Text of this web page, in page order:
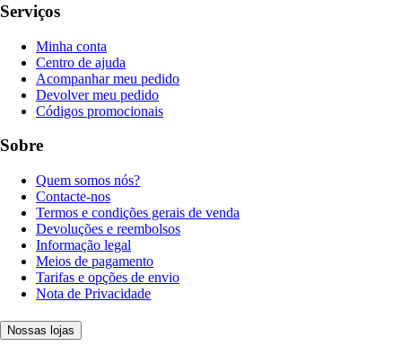
Serviços
Minha conta
Centro de ajuda
Acompanhar meu pedido
Devolver meu pedido
Códigos promocionais
Sobre
Quem somos nós?
Contacte-nos
Termos e condições gerais de venda
Devoluções e reembolsos
Informação legal
Meios de pagamento
Tarifas e opções de envio
Nota de Privacidade
Nossas lojas